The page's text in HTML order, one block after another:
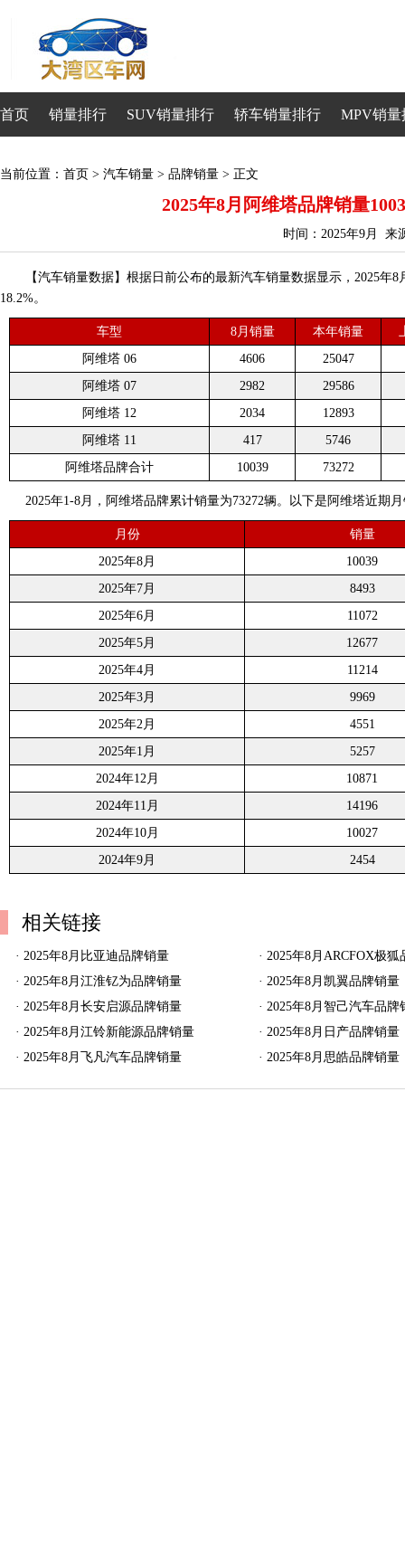
首页 销量排行 SUV销量排行 轿车销量排行 MPV销量
当前位置： 首页 > 汽车销量 > 品牌销量 > 正文
2025年8月阿维塔品牌销量
时间：2025年9月 来
【汽车销量数据】根据日前公布的最新汽车销量数据显示，2025年
18.2%。
车型 8月销量 本年销量
阿维塔 06
4606
25047
阿维塔 07
2982
29586
阿维塔 12
2034
12893
阿维塔 11
417
5746
阿维塔品牌合计
10039 73272
2025年1-8月，阿维塔品牌累计销量为73272辆。以下是阿维塔近期
月份
销量
2025年8月
10039
2025年7月
8493
2025年6月
11072
2025年5月
12677
2025年4月
11214
2025年3月
9969
2025年2月
4551
2025年1月
5257
2024年12月
10871
2024年11月
14196
2024年10月
10027
2024年9月
2454
相关链接
· 2025年8月比亚迪品牌销量 ·2025年8月ARCFOX极狐
· 2025年8月江淮钇为品牌销量 ·2025年8月凯翼品牌销量
· 2025年8月长安启源品牌销量 ·2025年8月智己汽车品牌
· 2025年8月江铃新能源品牌销量 ·2025年8月日产品牌销量
· 2025年8月飞凡汽车品牌销量 ·2025年8月思皓品牌销量